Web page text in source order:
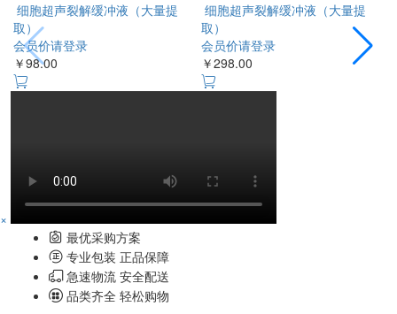
细胞超声裂解缓冲液（大量提
取）
会员价请登录
￥98.00
细胞超声裂解缓冲液（大量提
取）
会员价请登录
￥298.00
×
最优采购方案
专业包装 正品保障
急速物流 安全配送
品类齐全 轻松购物